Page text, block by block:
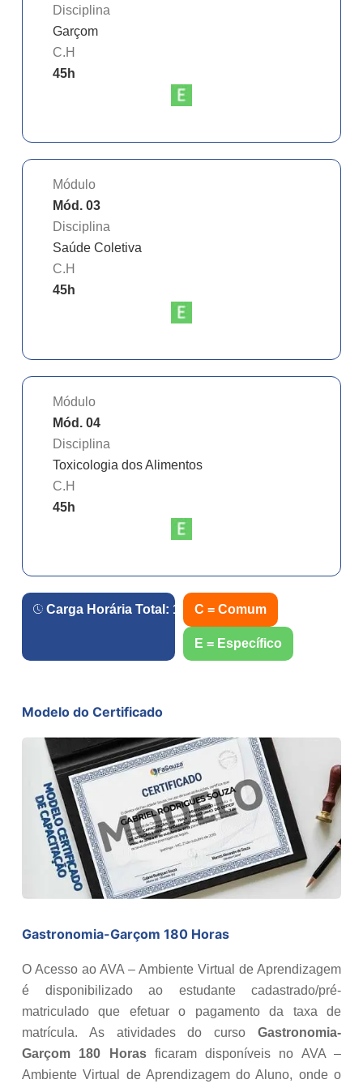
Disciplina
Garçom
C.H
45h
Módulo
Mód. 03
Disciplina
Saúde Coletiva
C.H
45h
Módulo
Mód. 04
Disciplina
Toxicologia dos Alimentos
C.H
45h
Carga Horária Total: 180 h.
C = Comum
E = Específico
Modelo do Certificado
Gastronomia-Garçom 180 Horas
O Acesso ao AVA – Ambiente Virtual de Aprendizagem
é disponibilizado ao estudante cadastrado/pré-
matriculado que efetuar o pagamento da taxa de
matrícula. As atividades do curso Gastronomia-
Garçom 180 Horasficaram disponíveis no AVA –
Ambiente Virtual de Aprendizagem do Aluno, onde o